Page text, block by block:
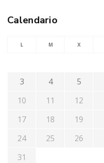
Calendario
L M X
3
4 5
10
11 12
17
18 19
24
25 26
31